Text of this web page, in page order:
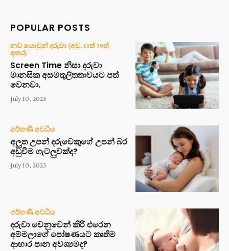
POPULAR POSTS
නව යොවුන් දරුවා (අවු. 13ත් 19ත්
අතර)
Screen Time නිසා දරුවා
මානසික අසමතුලිතතාවයට පත්
වෙනවා.
July 10, 2023
ගර්භණී අවධිය
අලුත උපන් දරුවෙකුගේ උපන් බර
අඩුවීම ගැටලුවක්ද?
July 10, 2023
ගර්භණී අවධිය
දරුවා වෙනුවෙන් කිරි එරෙන
අම්මලාගේ පෝෂණයට කෘතිම
ආහාර පාන අවශ්‍යමද?